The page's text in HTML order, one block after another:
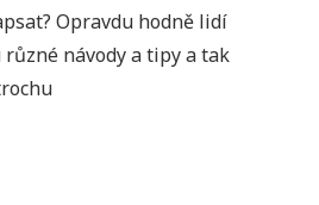
životopisOpravdu hodně lidí
návody a tipy a tak